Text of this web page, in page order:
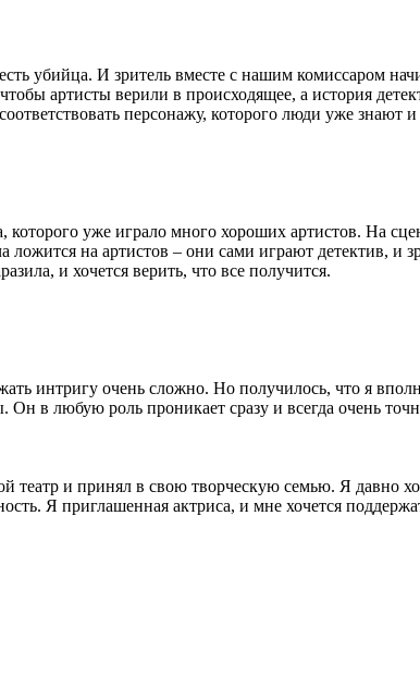
убийца. И зритель вместе с нашим комиссаром
артисты верили в происходящее, а история
персонажу, которого люди уже
которого уже играло много хороших артистов. На
ложится на артистов – они сами играют детектив, и
и хочется верить, что все получится.
интригу очень сложно. Но получилось, что я
в любую роль проникает сразу и всегда очень
театр и принял в свою творческую семью. Я давно
Я приглашенная актриса, и мне хочется